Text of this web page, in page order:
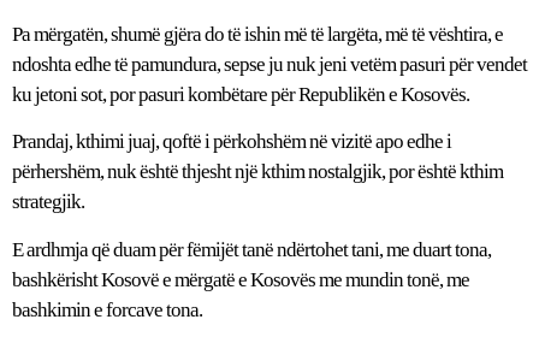
Pa mërgatën, shumë gjëra do të ishin më të largëta, më të vështira, e
ndoshta edhe të pamundura, sepse ju nuk jeni vetëm pasuri për vendet
ku jetoni sot, por pasuri kombëtare për Republikën e Kosovës.
Prandaj, kthimi juaj, qoftë i përkohshëm në vizitë apo edhe i
përhershëm, nuk është thjesht një kthim nostalgjik, por është kthim
strategjik.
E ardhmja që duam për fëmijët tanë ndërtohet tani, me duart tona,
bashkërisht Kosovë e mërgatë e Kosovës me mundin tonë, me
bashkimin e forcave tona.